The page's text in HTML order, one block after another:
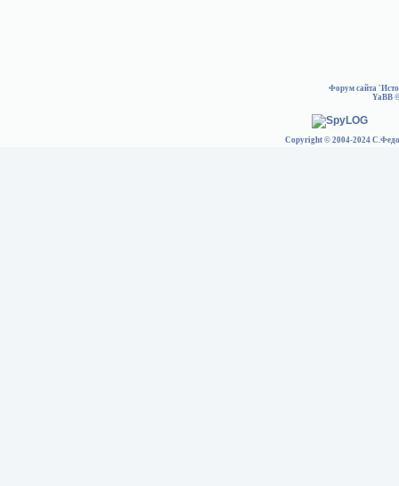
Форум сайта
YaBB
Copyright © 2004-2024